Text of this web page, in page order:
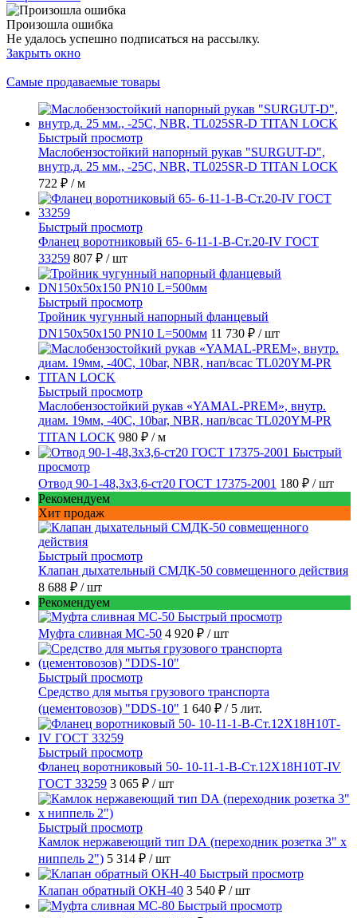
Произошла ошибка
Не удалось успешно подписаться на рассылку.
Закрыть окно
Самые продаваемые товары
Быстрый просмотр
Маслобензостойкий напорный рукав "SURGUT-D",
внутр.д. 25 мм., -25C, NBR, TL025SR-D TITAN LOCK
722 ₽ / м
Быстрый просмотр
Фланец воротниковый 65- 6-11-1-B-Ст.20-IV ГОСТ
33259 807 ₽ / шт
Быстрый просмотр
Тройник чугунный напорный фланцевый
DN150х50х150 PN10 L=500мм 11 730 ₽ / шт
Быстрый просмотр
Маслобензостойкий рукав «YAMAL-PREM», внутр.
диам. 19мм, -40C, 10bar, NBR, нап/всас TL020YM-PR
TITAN LOCK 980 ₽ / м
Быстрый
просмотр
Отвод 90-1-48,3х3,6-ст20 ГОСТ 17375-2001 180 ₽ / шт
Рекомендуем
Хит продаж
Быстрый просмотр
Клапан дыхательный СМДК-50 совмещенного действия
8 688 ₽ / шт
Рекомендуем
Быстрый просмотр
Муфта сливная МС-50 4 920 ₽ / шт
Быстрый просмотр
Средство для мытья грузового транспорта
(цементовозов) "DDS-10" 1 640 ₽ / 5 лит.
Быстрый просмотр
Фланец воротниковый 50- 10-11-1-B-Ст.12Х18Н10Т-IV
ГОСТ 33259 3 065 ₽ / шт
Быстрый просмотр
Камлок нержавеющий тип DА (переходник розетка 3" х
ниппель 2") 5 314 ₽ / шт
Быстрый просмотр
Клапан обратный ОКН-40 3 540 ₽ / шт
Быстрый просмотр